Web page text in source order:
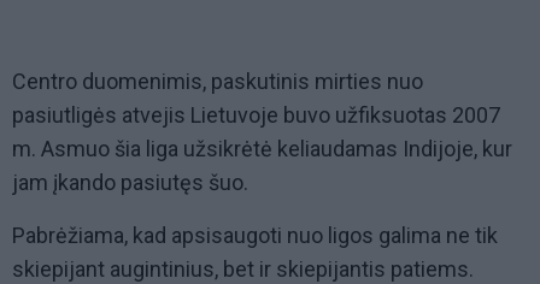
Centro duomenimis, paskutinis mirties nuo
pasiutligės atvejis Lietuvoje buvo užfiksuotas 2007
m. Asmuo šia liga užsikrėtė keliaudamas Indijoje, kur
jam įkando pasiutęs šuo.
P abrėžiama, kad apsisaugoti nuo ligos galima ne tik
skiepijant augintinius, bet ir skiepijantis patiems.